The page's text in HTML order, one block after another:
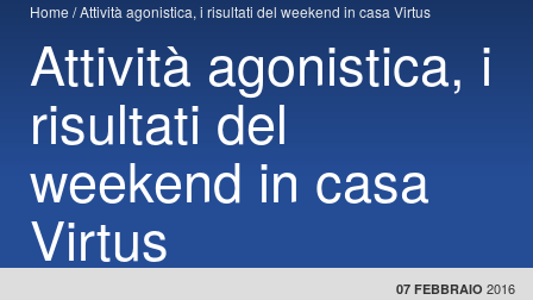
Home Attività agonistica, i risultati del weekend in casa Virtus
Attività agonistica, i
risultati del
weekend in casa
Virtus
07 FEBBRAIO 2016